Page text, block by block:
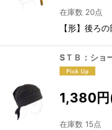
在庫数 20点
【形】後ろ
SＴＢ：ショ
1,380円
在庫数 15点